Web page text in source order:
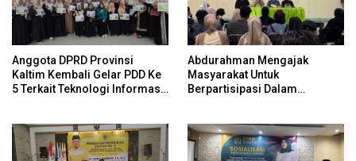
Anggota DPRD Provinsi
Kaltim Kembali Gelar PDD Ke
5 Terkait Teknologi Informasi
Abdurahman Mengajak
Masyarakat Untuk
Berpartisipasi Dalam
Platform Digital